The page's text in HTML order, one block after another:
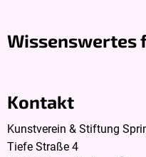
Wissenswertes
Kontakt
Kunstverein & Stiftung
Tiefe Straße 4